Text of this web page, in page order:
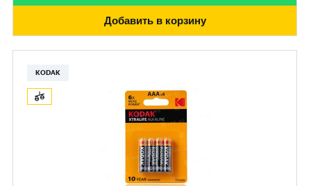
Добавить в корзину
KODAK